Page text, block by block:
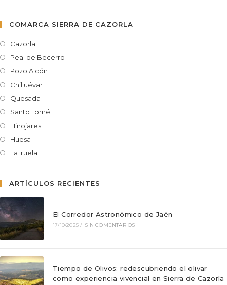
COMARCA SIERRA DE CAZORLA
Cazorla
Peal de Becerro
Pozo Alcón
Chilluévar
Quesada
Santo Tomé
Hinojares
Huesa
La Iruela
ARTÍCULOS RECIENTES
El Corredor Astronómico de Jaén
17/10/2025 / SIN COMENTARIOS
Tiempo de Olivos: redescubriendo el olivar
como experiencia vivencial en Sierra de Cazorla